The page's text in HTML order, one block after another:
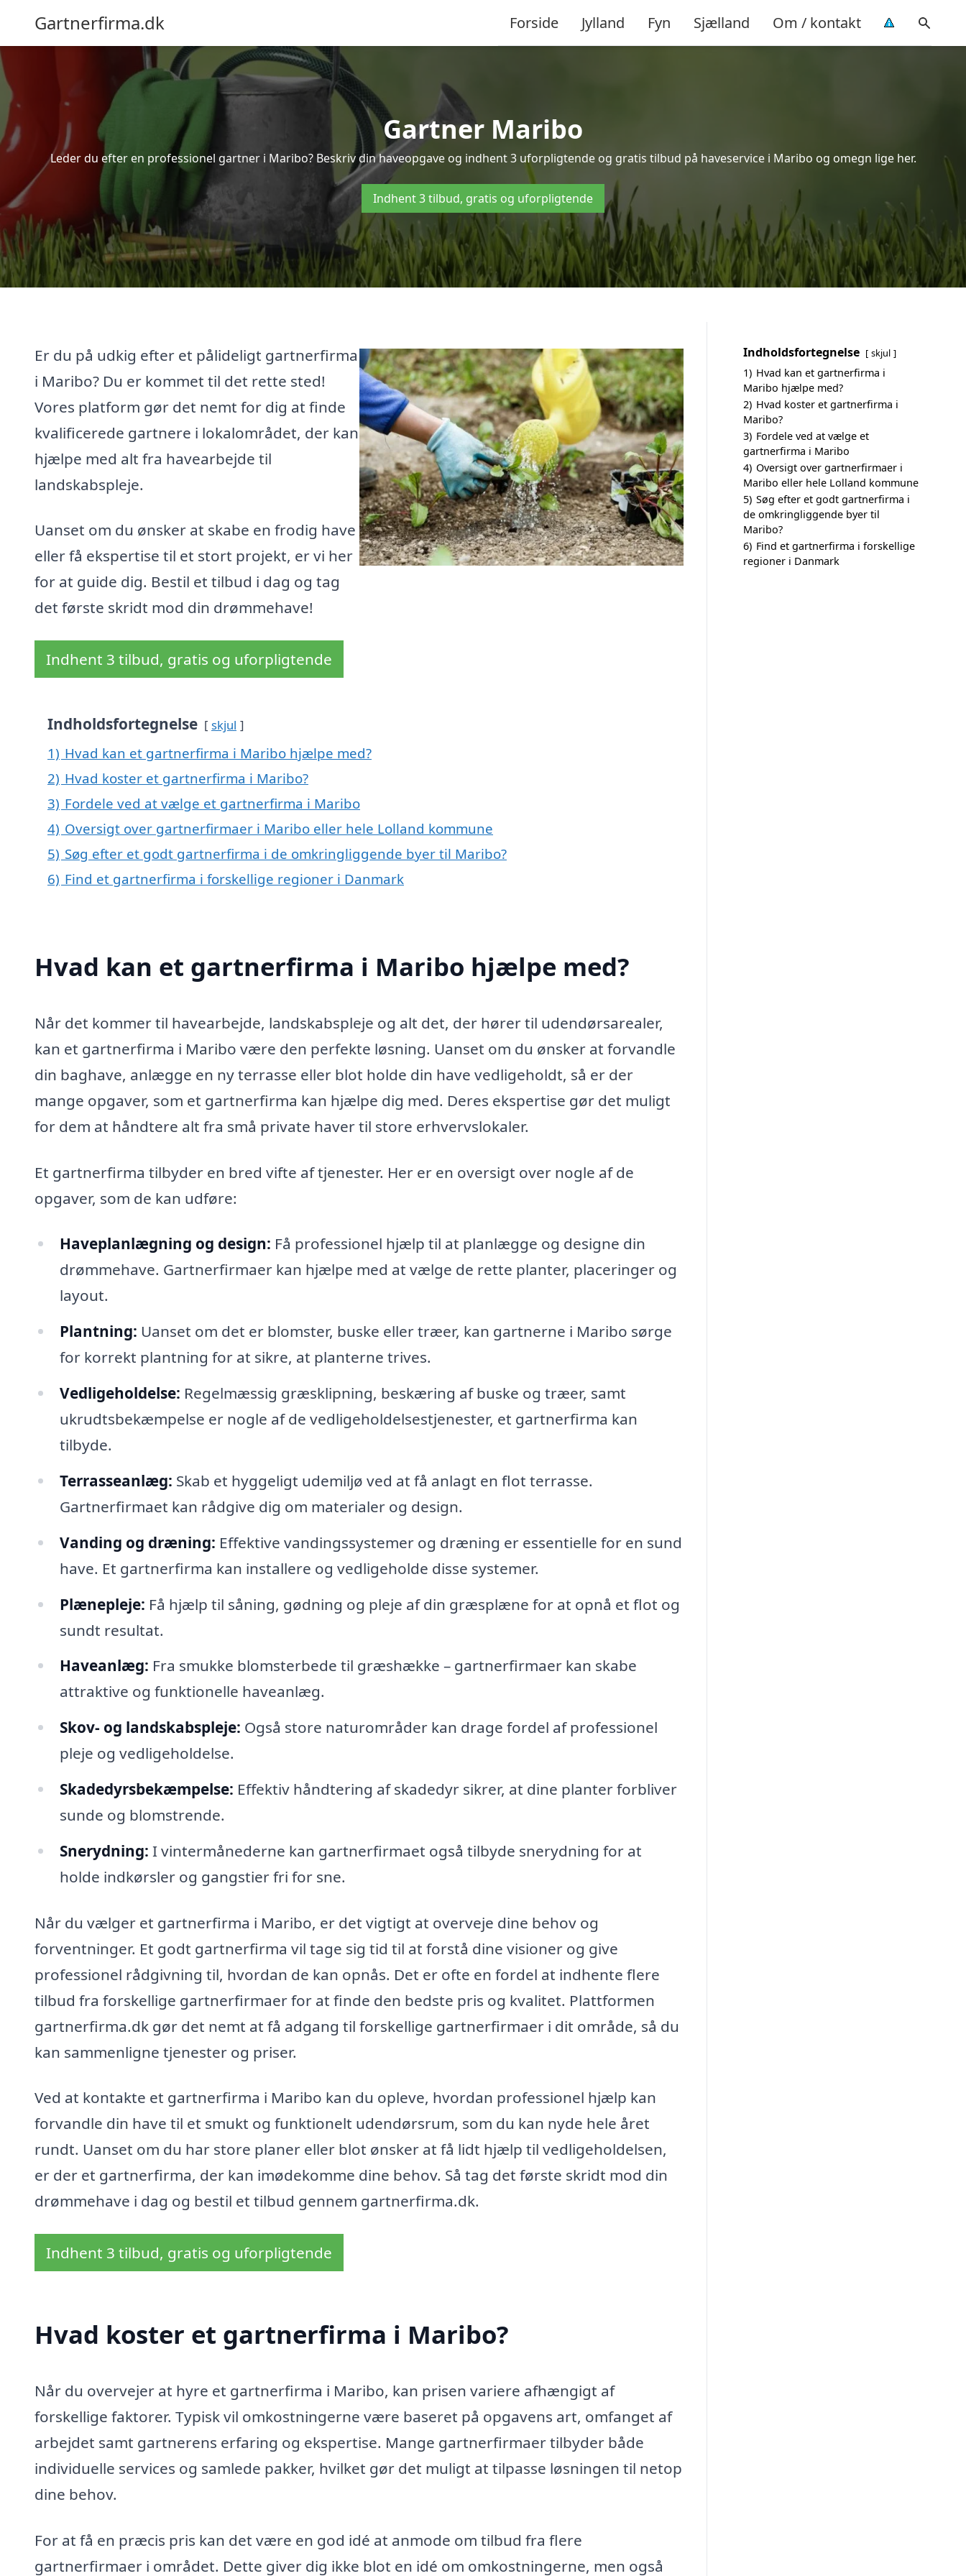
Gartnerfirma.dk Forside Jylland Fyn Sjælland Om / kontakt
Gartner Maribo
Leder du efter en professionel gartner i Maribo? Beskriv din haveopgave og indhent 3 uforpligtende og gratis tilbud på haveservice i Maribo og omegn lige her.
Indhent 3 tilbud, gratis og uforpligtende
Er du på udkig efter et pålideligt gartnerfirma
i Maribo? Du er kommet til det rette sted!
Vores platform gør det nemt for dig at finde
kvalificerede gartnere i lokalområdet, der kan
hjælpe med alt fra havearbejde til
landskabspleje.
Uanset om du ønsker at skabe en frodig have
eller få ekspertise til et stort projekt, er vi her
for at guide dig. Bestil et tilbud i dag og tag
det første skridt mod din drømmehave!
Indhent 3 tilbud, gratis og uforpligtende
Indholdsfortegnelse skjul
1) Hvad kan et gartnerfirma i Maribo hjælpe med?
2) Hvad koster et gartnerfirma i Maribo?
3) Fordele ved at vælge et gartnerfirma i Maribo
4) Oversigt over gartnerfirmaer i Maribo eller hele Lolland kommune
5) Søg efter et godt gartnerfirma i de omkringliggende byer til Maribo?
6) Find et gartnerfirma i forskellige regioner i Danmark
Hvad kan et gartnerfirma i Maribo hjælpe med?
Når det kommer til havearbejde, landskabspleje og alt det, der hører til udendørsarealer,
kan et gartnerfirma i Maribo være den perfekte løsning. Uanset om du ønsker at forvandle
din baghave, anlægge en ny terrasse eller blot holde din have vedligeholdt, så er der
mange opgaver, som et gartnerfirma kan hjælpe dig med. Deres ekspertise gør det muligt
for dem at håndtere alt fra små private haver til store erhvervslokaler.
Et gartnerfirma tilbyder en bred vifte af tjenester. Her er en oversigt over nogle af de
opgaver, som de kan udføre:
Haveplanlægning og design: Få professionel hjælp til at planlægge og designe din
drømmehave. Gartnerfirmaer kan hjælpe med at vælge de rette planter, placeringer og
layout.
Plantning: Uanset om det er blomster, buske eller træer, kan gartnerne i Maribo sørge
for korrekt plantning for at sikre, at planterne trives.
Vedligeholdelse: Regelmæssig græsklipning, beskæring af buske og træer, samt
ukrudtsbekæmpelse er nogle af de vedligeholdelsestjenester, et gartnerfirma kan
tilbyde.
Terrasseanlæg: Skab et hyggeligt udemiljø ved at få anlagt en flot terrasse.
Gartnerfirmaet kan rådgive dig om materialer og design.
Vanding og dræning: Effektive vandingssystemer og dræning er essentielle for en sund
have. Et gartnerfirma kan installere og vedligeholde disse systemer.
Plænepleje: Få hjælp til såning, gødning og pleje af din græsplæne for at opnå et flot og
sundt resultat.
Haveanlæg: Fra smukke blomsterbede til græshække – gartnerfirmaer kan skabe
attraktive og funktionelle haveanlæg.
Skov- og landskabspleje: Også store naturområder kan drage fordel af professionel
pleje og vedligeholdelse.
Skadedyrsbekæmpelse: Effektiv håndtering af skadedyr sikrer, at dine planter forbliver
sunde og blomstrende.
Snerydning: I vintermånederne kan gartnerfirmaet også tilbyde snerydning for at
holde indkørsler og gangstier fri for sne.
Når du vælger et gartnerfirma i Maribo, er det vigtigt at overveje dine behov og
forventninger. Et godt gartnerfirma vil tage sig tid til at forstå dine visioner og give
professionel rådgivning til, hvordan de kan opnås. Det er ofte en fordel at indhente flere
tilbud fra forskellige gartnerfirmaer for at finde den bedste pris og kvalitet. Plattformen
gartnerfirma.dk gør det nemt at få adgang til forskellige gartnerfirmaer i dit område, så du
kan sammenligne tjenester og priser.
Ved at kontakte et gartnerfirma i Maribo kan du opleve, hvordan professionel hjælp kan
forvandle din have til et smukt og funktionelt udendørsrum, som du kan nyde hele året
rundt. Uanset om du har store planer eller blot ønsker at få lidt hjælp til vedligeholdelsen,
er der et gartnerfirma, der kan imødekomme dine behov. Så tag det første skridt mod din
drømmehave i dag og bestil et tilbud gennem gartnerfirma.dk.
Indhent 3 tilbud, gratis og uforpligtende
Hvad koster et gartnerfirma i Maribo?
Når du overvejer at hyre et gartnerfirma i Maribo, kan prisen variere afhængigt af
forskellige faktorer. Typisk vil omkostningerne være baseret på opgavens art, omfanget af
arbejdet samt gartnerens erfaring og ekspertise. Mange gartnerfirmaer tilbyder både
individuelle services og samlede pakker, hvilket gør det muligt at tilpasse løsningen til netop
dine behov.
For at få en præcis pris kan det være en god idé at anmode om tilbud fra flere
gartnerfirmaer i området. Dette giver dig ikke blot en idé om omkostningerne, men også
Indholdsfortegnelse skjul
1) Hvad kan et gartnerfirma i
Maribo hjælpe med?
2) Hvad koster et gartnerfirma i
Maribo?
3) Fordele ved at vælge et
gartnerfirma i Maribo
4) Oversigt over gartnerfirmaer i
Maribo eller hele Lolland kommune
5) Søg efter et godt gartnerfirma i
de omkringliggende byer til
Maribo?
6) Find et gartnerfirma i forskellige
regioner i Danmark